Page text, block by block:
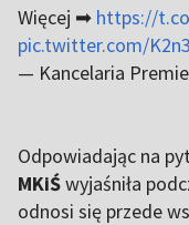
Więcej ➡ https://
pic.twitter.com/
— Kancelaria
Odpowiadając na
MKiŚwyjaśniła
odnosi się przede